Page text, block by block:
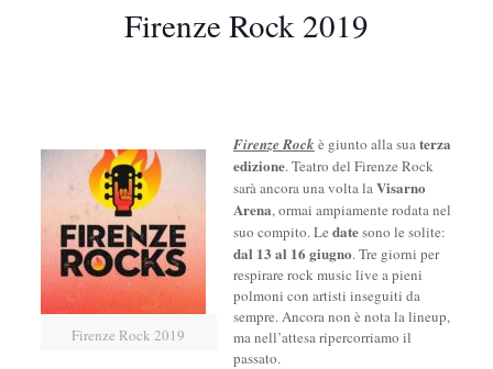
Firenze Rock 2019
Firenze Rock 2019
Firenze Rock è giunto alla suaterza
edizione. Teatro del Firenze Rock
sarà ancora una volta laVisarno
Arena, ormai ampiamente rodata nel
suo compito. Le datesono le solite:
dal 13 al 16 giugno. Tre giorni per
respirare rock music live a pieni
polmoni con artisti inseguiti da
sempre. Ancora non è nota la lineup,
ma nell’attesa ripercorriamo il
passato.